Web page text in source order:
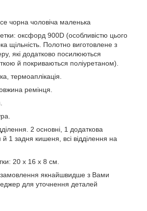
чорна чоловіча маленька
оксфорд 900D (особливістю цього
щільність. Полотно виготовлене з
які додатково посилюються
й покриваються поліуретаном).
термоаплікація.
ремінця.
2 основні, 1 додаткова
1 задня кишеня, всі відділення на
20 х 16 х 8 см.
якнайшвидше з Вами
для уточнення деталей